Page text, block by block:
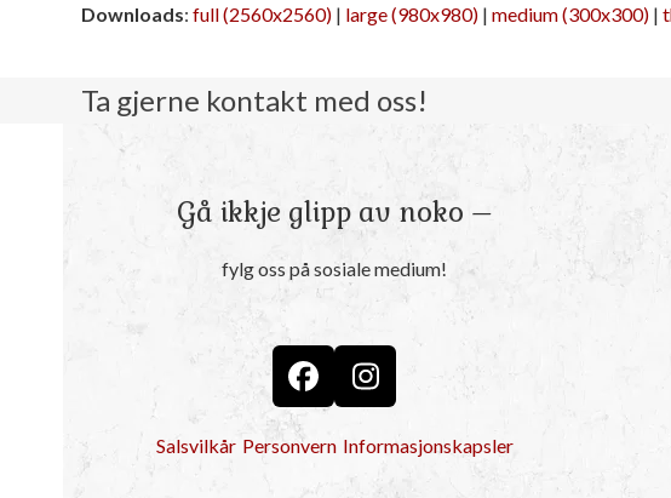
Downloads:full (2560x2560) | large (980x980) |medium (300x300) |
Ta gjerne kontakt med oss!
Gå ikkje glipp av noko –
fylg oss på sosiale medium!
FacebookInstagram
Salsvilkår Personvern Informasjonskapsler